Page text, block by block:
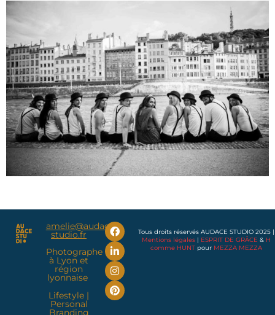
amelie@audace-
studio.fr
Photographe
à Lyon et
région
lyonnaise
Lifestyle |
Personal
Branding
Tous droits réservés AUDACE STUDIO 2025 |
Mentions légales | ESPRIT DE GRÂCE & H
comme HUNT pour MEZZA MEZZA